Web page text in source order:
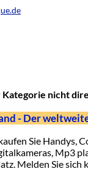
Kategorie nicht
- Der
Sie Handys,
Mp3
Melden Sie sich